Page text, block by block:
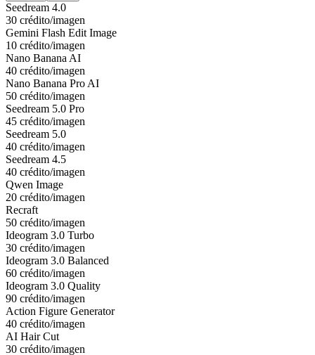
Seedream 4.0
30 crédito/imagen
Gemini Flash Edit Image
10 crédito/imagen
Nano Banana AI
40 crédito/imagen
Nano Banana Pro AI
50 crédito/imagen
Seedream 5.0 Pro
45 crédito/imagen
Seedream 5.0
40 crédito/imagen
Seedream 4.5
40 crédito/imagen
Qwen Image
20 crédito/imagen
Recraft
50 crédito/imagen
Ideogram 3.0 Turbo
30 crédito/imagen
Ideogram 3.0 Balanced
60 crédito/imagen
Ideogram 3.0 Quality
90 crédito/imagen
Action Figure Generator
40 crédito/imagen
AI Hair Cut
30 crédito/imagen